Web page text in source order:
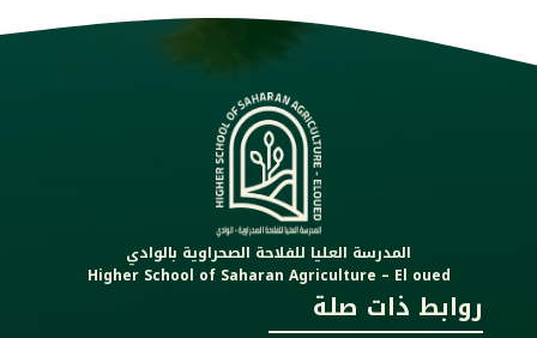
المدرسة العليا للفلاحة الصحراوية بالوادي
Higher School of Saharan Agriculture – El oued
روابط ذات صلة